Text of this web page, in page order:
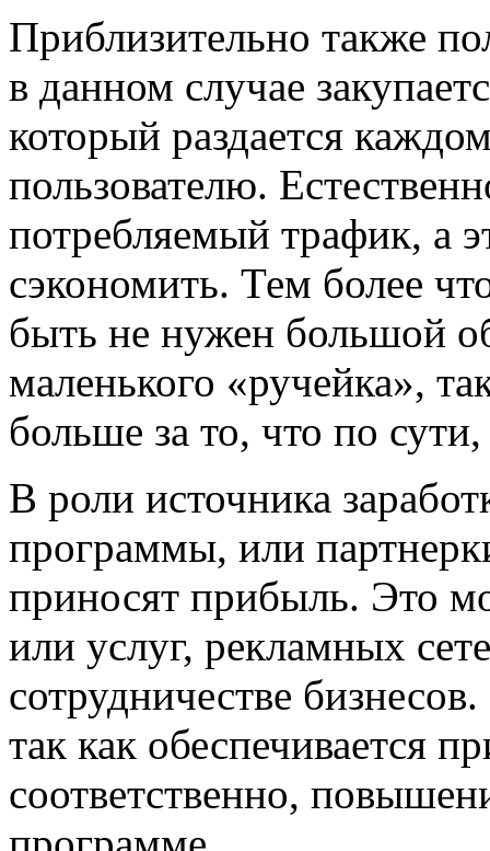
Приблизительно также
в данном случае
который раздается
пользователю.
потребляемый трафик, а
сэкономить. Тем более
быть не нужен большой
маленького «ручейка»,
больше за то, что по
В роли источника
программы, или
приносят прибыль. Это
или услуг, рекламных
сотрудничестве
так как обеспечивается
соответственно,